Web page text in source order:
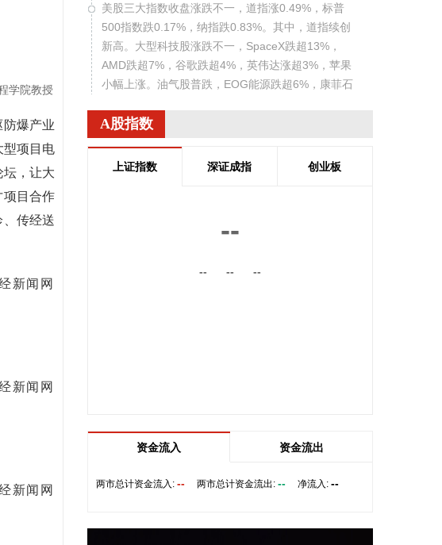
学院教授
爆产业
型项目电
坛，让大
项目合作
传经送
美股三大指数收盘涨跌不一，道指涨0.49%，标普
500指数跌0.17%，纳指跌0.83%。其中，道指续创
新高。大型科技股涨跌不一，SpaceX跌超13%，
AMD跌超7%，谷歌跌超4%，英伟达涨超3%，苹果
小幅上涨。油气股普跌，EOG能源跌超6%，康菲石
达克中国金龙指数跌1.09%。虎牙跌超4%，迅雷跌近
4%，爱奇艺跌超3%，蔚来、哔哩哔哩跌超2%，网易
跌近2%。
指数当天下跌0.18%，在汇市尾市收于99.676。
醇、乙二醇、纯苯、丙烯跌超3%，对二甲苯、瓶
2026-08-05 23:04:36
A股指数
上证指数 深证成指 创业板
--
-- -- --
资金流入 资金流出
两市总计资金流入: -- 两市总计资金流出: -- 净流入: --